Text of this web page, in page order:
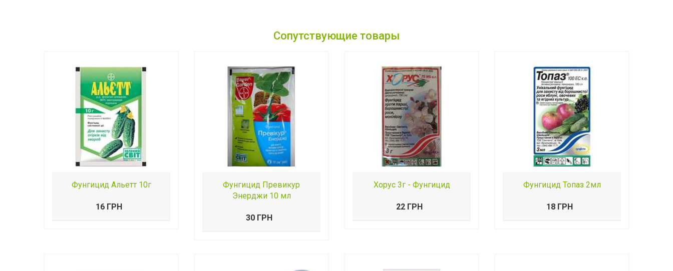
Сопутствующие товары
Фунгицид Альетт 10г
16 ГРН
Фунгицид Превикур
Энерджи 10 мл
30 ГРН
Хорус 3г - Фунгицид
22 ГРН
Фунгицид Топаз 2мл
18 ГРН